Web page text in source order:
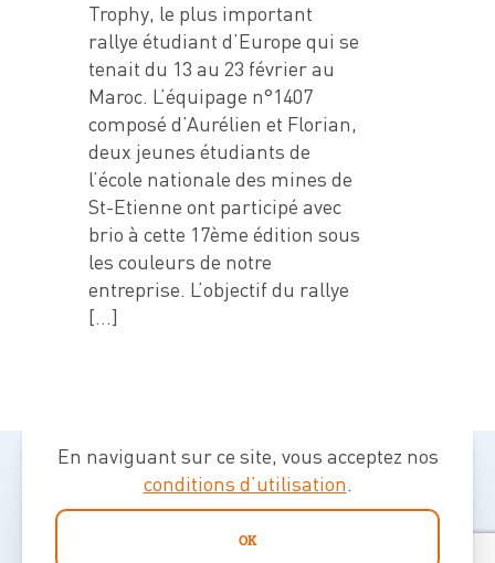
En naviguant sur ce site, vous acceptez nos
conditions d’utilisation.
OK
Trophy, le plus important
rallye étudiant d’Europe qui se
tenait du 13 au 23 février au
Maroc. L’équipage n°1407
composé d’Aurélien et Florian,
deux jeunes étudiants de
l’école nationale des mines de
St-Etienne ont participé avec
brio à cette 17ème édition sous
les couleurs de notre
entreprise. L’objectif du rallye
[…]